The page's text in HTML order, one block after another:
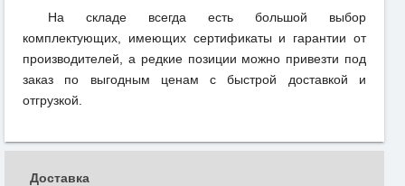
На складе всегда есть большой выбор
комплектующих, имеющих сертификаты и гарантии от
производителей, а редкие позиции можно привезти под
заказ по выгодным ценам с быстрой доставкой и
отгрузкой.
Доставка